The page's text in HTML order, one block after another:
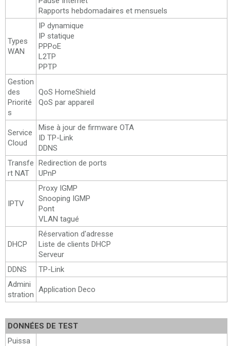
Rapports hebdomadaires et mensuels
Types
WAN
IP dynamique
IP statique
PPPoE
L2TP
PPTP
Gestion
des
Priorité
s
QoS HomeShield
QoS par appareil
Service
Cloud
Mise à jour de firmware OTA
ID TP-Link
DDNS
Transfe
rt NAT
Redirection de ports
UPnP
IPTV
Proxy IGMP
Snooping IGMP
Pont
VLAN tagué
DHCP
Réservation d'adresse
Liste de clients DHCP
Serveur
DDNS
TP-Link
Admini
stration
Application Deco
DONNÉES DE TEST
Puissa